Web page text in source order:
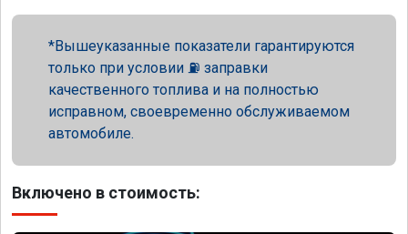
Вышеуказанные показатели гарантируются
только при условии ⛽ заправки
качественного топлива и на полностью
исправном, своевременно обслуживаемом
автомобиле.
Включено в стоимость: